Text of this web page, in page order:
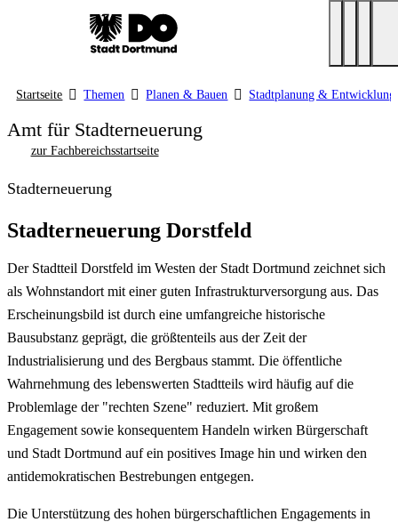
Startseite Themen Planen & Bauen Stadtplanung & Entwicklung
Amt für Stadterneuerung
zur Fachbereichsstartseite
Stadterneuerung
Stadterneuerung Dorstfeld
Der Stadtteil Dorstfeld im Westen der Stadt Dortmund zeichnet sich
als Wohnstandort mit einer guten Infrastrukturversorgung aus. Das
Erscheinungsbild ist durch eine umfangreiche historische
Bausubstanz geprägt, die größtenteils aus der Zeit der
Industrialisierung und des Bergbaus stammt. Die öffentliche
Wahrnehmung des lebenswerten Stadtteils wird häufig auf die
Problemlage der "rechten Szene" reduziert. Mit großem
Engagement sowie konsequentem Handeln wirken Bürgerschaft
und Stadt Dortmund auf ein positives Image hin und wirken den
antidemokratischen Bestrebungen entgegen.
Die Unterstützung des hohen bürgerschaftlichen Engagements in